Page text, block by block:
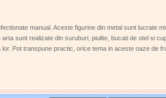
manual. Aceste figurine din metal sunt
sunt realizate din suruburi, piulite, bucati de otel si
Pot transpune practic, orice tema in aceste oaze de